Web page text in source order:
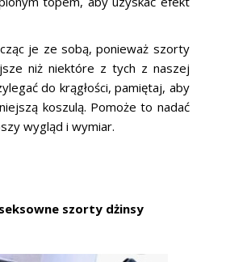
je ze sobą, ponieważ szorty
niż niektóre z tych z naszej
do krągłości, pamiętaj, aby
koszulą. Pomoże to nadać
wygląd i wymiar.
szorty dżinsy